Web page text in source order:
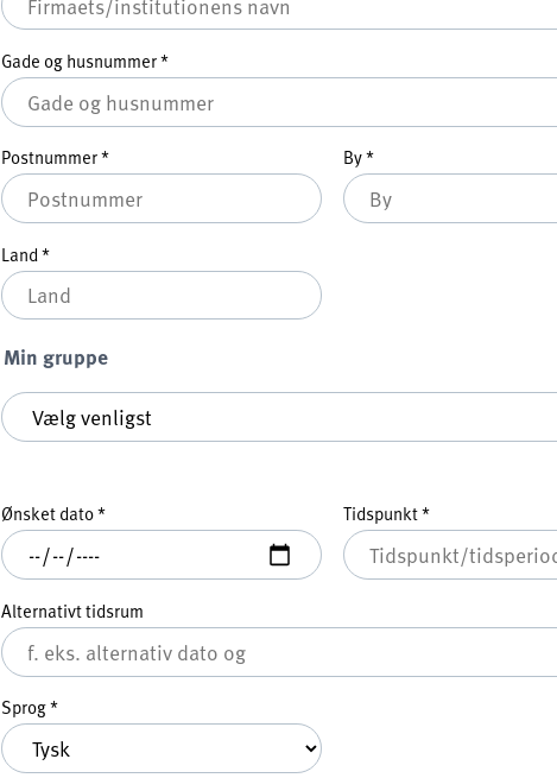
Gade og husnummer*
Postnummer* By*
Land *
Min gruppe
Min gruppe*
Ønsket dato* Tidspunkt*
Alternativt tidsrum
Sprog*